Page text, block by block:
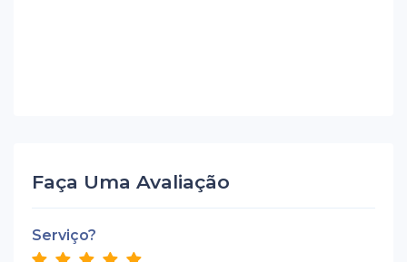
Faça Uma Avaliação
Serviço?